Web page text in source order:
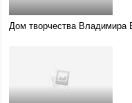
Дом творчества Владимира